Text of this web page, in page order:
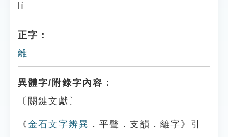
lí
正字：
離
異體字/附錄字內容：
〔關鍵文獻〕
《金石文字辨異 ．平聲．支韻．離字》引